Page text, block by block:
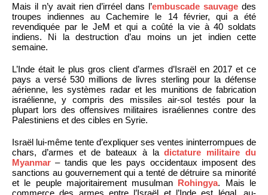
Mais il n’y avait rien d’irréel dans l’embuscade sauvage des
troupes indiennes au Cachemire le 14 février, qui a été
revendiquée par le JeM et qui a coûté la vie à 40 soldats
indiens. Ni la destruction d’au moins un jet indien cette
semaine.
L’Inde était le plus gros client d’armes d’Israël en 2017 et ce
pays a versé 530 millions de livres sterling pour la défense
aérienne, les systèmes radar et les munitions de fabrication
israélienne, y compris des missiles air-sol testés pour la
plupart lors des offensives militaires israéliennes contre des
Palestiniens et des cibles en Syrie.
Israël lui-même tente d’expliquer ses ventes ininterrompues de
chars, d’armes et de bateaux à ladictature militaire du
Myanmar – tandis que les pays occidentaux imposent des
sanctions au gouvernement qui a tenté de détruire sa minorité
et le peuple majoritairement musulman Rohingya. Mais le
commerce des armes entre l’Israël et l’Inde est légal, au-